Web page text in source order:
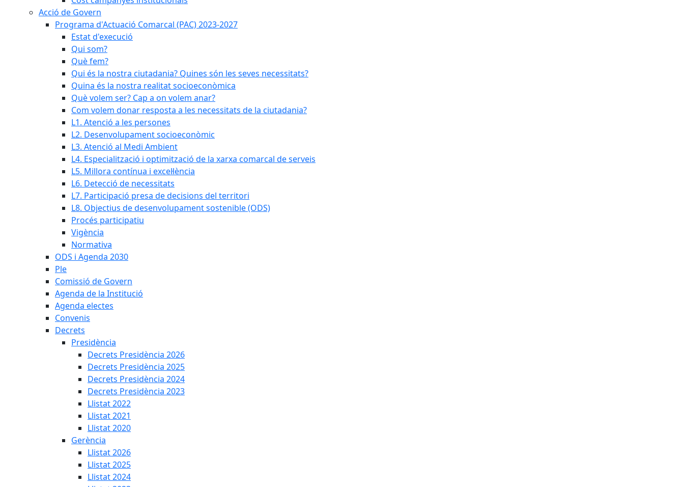
Acció de Govern
Programa d'Actuació Comarcal (PAC) 2023-2027
Estat d'execució
Qui som?
Què fem?
Qui és la nostra ciutadania? Quines són les seves necessitats?
Quina és la nostra realitat socioeconòmica
Què volem ser? Cap a on volem anar?
Com volem donar resposta a les necessitats de la ciutadania?
L1. Atenció a les persones
L2. Desenvolupament socioeconòmic
L3. Atenció al Medi Ambient
L4. Especialització i optimització de la xarxa comarcal de serveis
L5. Millora contínua i excel·lència
L6. Detecció de necessitats
L7. Participació presa de decisions del territori
L8. Objectius de desenvolupament sostenible (ODS)
Procés participatiu
Vigència
Normativa
ODS i Agenda 2030
Ple
Comissió de Govern
Agenda de la Institució
Agenda electes
Convenis
Decrets
Presidència
Decrets Presidència 2026
Decrets Presidència 2025
Decrets Presidència 2024
Decrets Presidència 2023
Llistat 2022
Llistat 2021
Llistat 2020
Gerència
Llistat 2026
Llistat 2025
Llistat 2024